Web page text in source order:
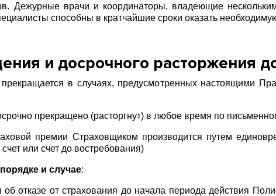
Дежурные врачи и координаторы, владеющие
способны в кратчайшие сроки оказать
и досрочного расторжения
в случаях, предусмотренных настоящими
прекращено (расторгнут) в любое время по
премии Страховщиком производится путем
или счет до востребования)
и случае:
об отказе от страхования до начала периода действия